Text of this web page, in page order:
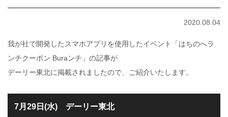
2020.08.04
我が社で開発したスマホアプリを使用したイベント「はちのへラ
ンチクーポン Buraンチ」の記事が
デーリー東北に掲載されましたので、ご紹介いたします。
7月29日(水) デーリー東北